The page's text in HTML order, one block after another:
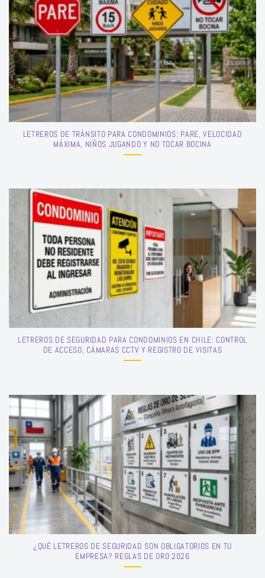
LETREROS DE TRÁNSITO PARA CONDOMINIOS: PARE, VELOCIDAD
MÁXIMA, NIÑOS JUGANDO Y NO TOCAR BOCINA
LETREROS DE SEGURIDAD PARA CONDOMINIOS EN CHILE: CONTROL
DE ACCESO, CÁMARAS CCTV Y REGISTRO DE VISITAS
¿QUÉ LETREROS DE SEGURIDAD SON OBLIGATORIOS EN TU
EMPRESA? REGLAS DE ORO 2026